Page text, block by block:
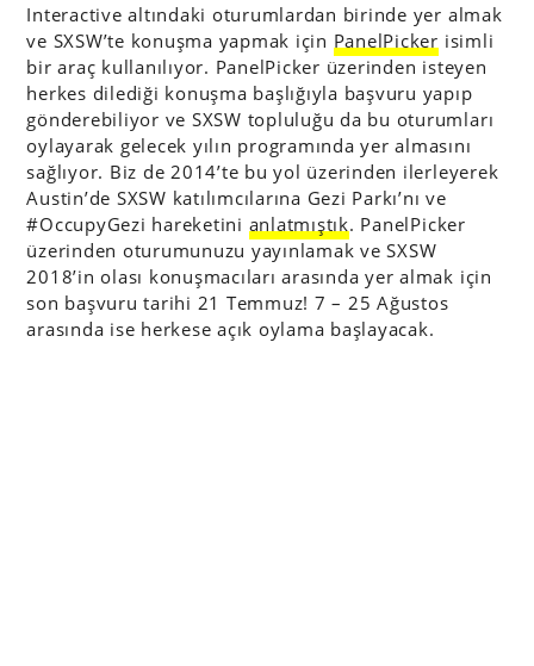
Interactive altındaki oturumlardan birinde yer almak
ve SXSW’te konuşma yapmak için PanelPicker isimli
bir araç kullanılıyor. PanelPicker üzerinden isteyen
herkes dilediği konuşma başlığıyla başvuru yapıp
gönderebiliyor ve SXSW topluluğu da bu oturumları
oylayarak gelecek yılın programında yer almasını
sağlıyor. Biz de 2014’te bu yol üzerinden ilerleyerek
Austin’de SXSW katılımcılarına Gezi Parkı’nı ve
#OccupyGezi hareketini anlatmıştık. PanelPicker
üzerinden oturumunuzu yayınlamak ve SXSW
2018’in olası konuşmacıları arasında yer almak için
son başvuru tarihi 21 Temmuz! 7 – 25 Ağustos
arasında ise herkese açık oylama başlayacak.